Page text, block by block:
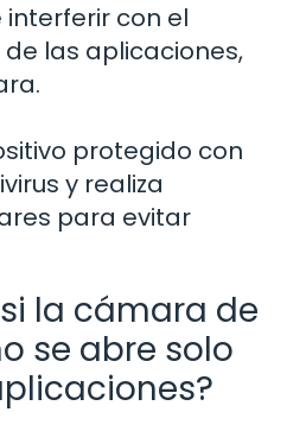
con el
las aplicaciones,
protegido con
y realiza
para evitar
la cámara de
se abre solo